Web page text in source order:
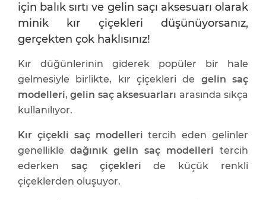
için balık sırtı ve gelin saçı aksesuarı olarak
minik kır çiçekleri düşünüyorsanız,
gerçekten çok haklısınız!
Kır düğünlerinin giderek popüler bir hale
gelmesiyle birlikte, kır çiçekleri de gelin saç
modelleri,gelin saç aksesuarları arasında sıkça
kullanılıyor.
Kır çiçekli saç modelleri tercih eden gelinler
genellikle dağınık gelin saç modelleri tercih
ederken saç çiçekleri de küçük renkli
çiçeklerden oluşuyor.